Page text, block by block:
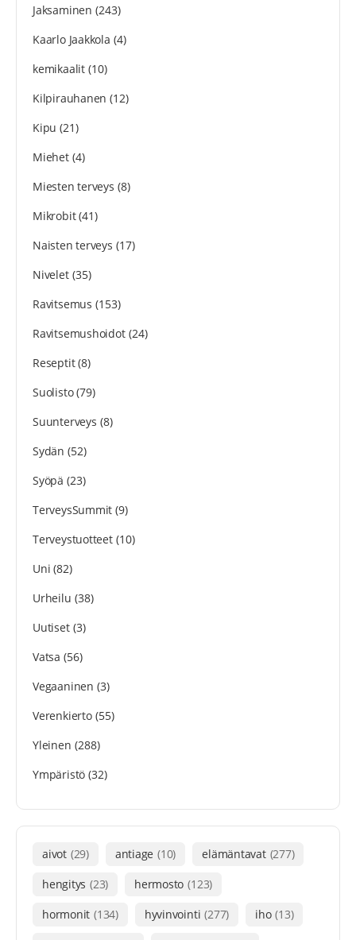
Jaksaminen (243)
Kaarlo Jaakkola (4)
kemikaalit(10)
Kilpirauhanen (12)
Kipu (21)
Miehet(4)
Miesten terveys (8)
Mikrobit(41)
Naisten terveys (17)
Nivelet(35)
Ravitsemus (153)
Ravitsemushoidot(24)
Reseptit(8)
Suolisto(79)
Suunterveys (8)
Sydän (52)
Syöpä (23)
TerveysSummit (9)
Terveystuotteet(10)
Uni (82)
Urheilu (38)
Uutiset(3)
Vatsa (56)
Vegaaninen (3)
Verenkierto(55)
Yleinen (288)
Ympäristö (32)
aivot (29) antiage (10) elämäntavat (277)
hengitys (23) hermosto (123)
hormonit (134) hyvinvointi (277) iho (13)